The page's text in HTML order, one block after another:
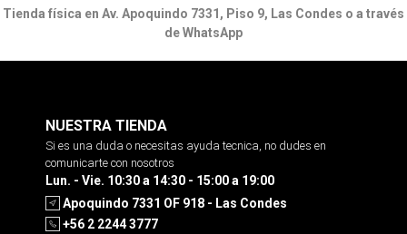
Tienda física en Av. Apoquindo 7331, Piso 9, Las Condes o a través
de WhatsApp
NUESTRA TIENDA
Si es una duda o necesitas ayuda tecnica, no dudes en
comunicarte con nosotros
Lun. - Vie. 10:30 a 14:30 - 15:00 a 19:00
Apoquindo 7331 OF 918 - Las Condes
+56 2 2244 3777